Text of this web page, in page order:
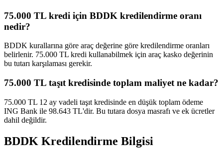
75.000 TL kredi için BDDK kredilendirme oranı
nedir?
BDDK kurallarına göre araç değerine göre kredilendirme oranları
belirlenir. 75.000 TL kredi kullanabilmek için araç kasko değerinin
bu tutarı karşılaması gerekir.
75.000 TL taşıt kredisinde toplam maliyet ne kadar?
75.000 TL 12 ay vadeli taşıt kredisinde en düşük toplam ödeme
ING Bank ile 98.643 TL'dir. Bu tutara dosya masrafı ve ek ücretler
dahil değildir.
BDDK Kredilendirme Bilgisi